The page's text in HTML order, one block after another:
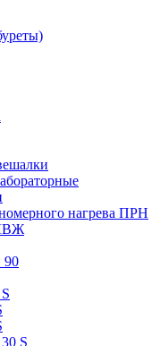
нагрева ПРН
90
S